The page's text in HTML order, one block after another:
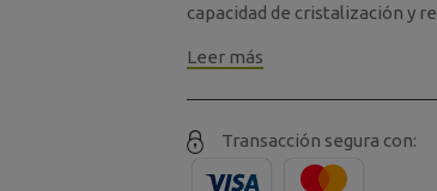
capacidad de cristalización y
Leer más
Transacción segura con: